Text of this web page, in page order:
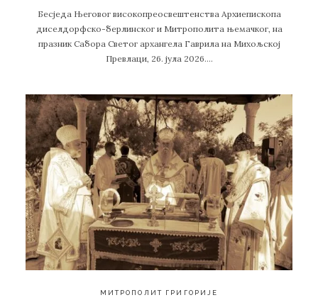
Бесједа Његовог високопреосвештенства Архиепископа
диселдорфско-берлинског и Митрополита њемачког, на
празник Сабора Светог архангела Гаврила на Михољској
Превлаци, 26. јула 2026….
МИТРОПОЛИТ ГРИГОРИЈЕ